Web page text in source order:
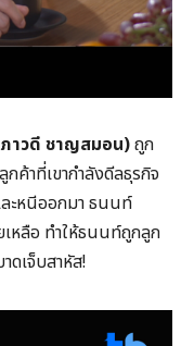
าวดี ชาญสมอน)ถูก
ค้าที่เขากำลังดีลธุรกิจ
ะหนีออกมา ธนนท์
หลือ ทำให้ธนนท์ถูกลูก
ดเจ็บสาหัส!